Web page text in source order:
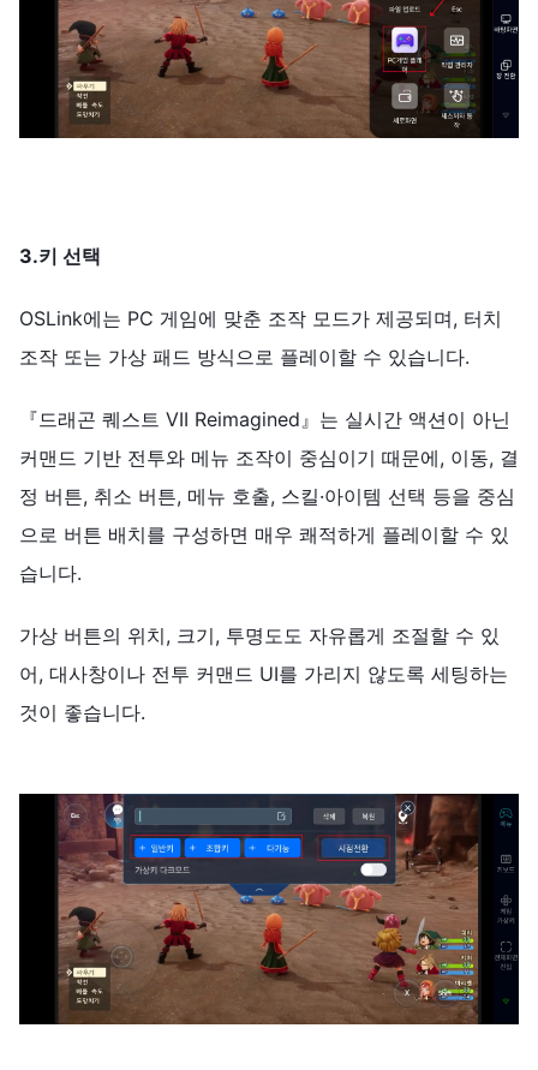
3.키 선택
OSLink에는 PC 게임에 맞춘 조작 모드가 제공되며, 터치
조작 또는 가상 패드 방식으로 플레이할 수 있습니다.
『드래곤 퀘스트 VII Reimagined』는 실시간 액션이 아닌
커맨드 기반 전투와 메뉴 조작이 중심이기 때문에, 이동, 결
정 버튼, 취소 버튼, 메뉴 호출, 스킬·아이템 선택 등을 중심
으로 버튼 배치를 구성하면 매우 쾌적하게 플레이할 수 있
습니다.
가상 버튼의 위치, 크기, 투명도도 자유롭게 조절할 수 있
어, 대사창이나 전투 커맨드 UI를 가리지 않도록 세팅하는
것이 좋습니다.